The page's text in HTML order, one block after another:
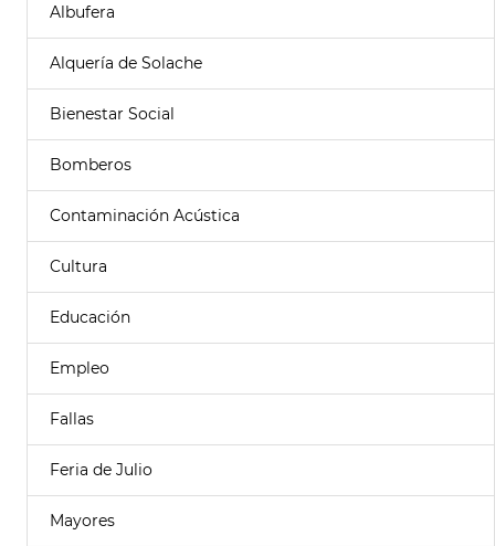
Albufera
Alquería de Solache
Bienestar Social
Bomberos
Contaminación Acústica
Cultura
Educación
Empleo
Fallas
Feria de Julio
Mayores